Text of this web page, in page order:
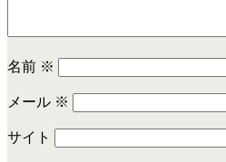
名前 ※
メール ※
サイト